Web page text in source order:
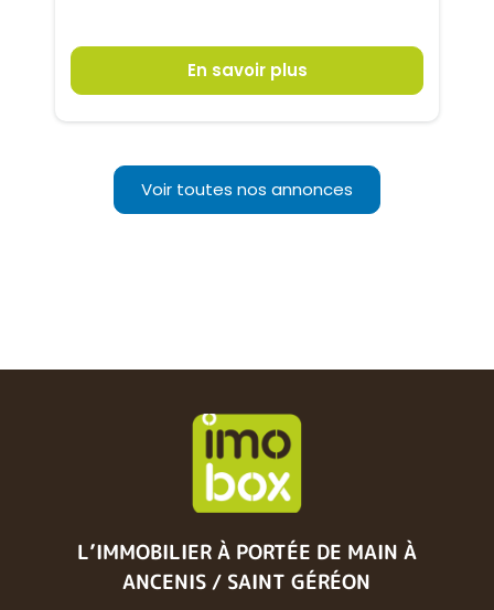
En savoir plus
Voir toutes nos annonces
L’IMMOBILIER À PORTÉE DE MAIN À
ANCENIS / SAINT GÉRÉON